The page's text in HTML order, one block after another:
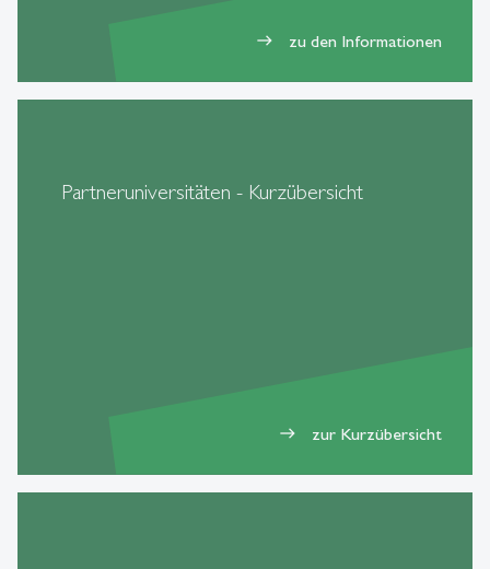
east zu den Informationen
Partneruniversitäten - Kurzübersicht
east zur Kurzübersicht